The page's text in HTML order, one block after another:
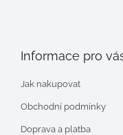
Informace pro
Jak nakupovat
Obchodní podmínky
Doprava a platba